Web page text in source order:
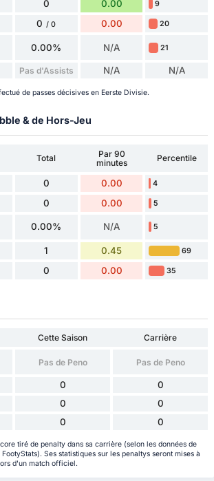
0 0.00 9
0 / 0 0.00 20
0.00% N/A 21
Pas d'Assists N/A N/A
de passes décisives en Eerste Divisie.
& de Hors-Jeu
Total
Par 90
minutes
Percentile
0 0.00 4
0 0.00 5
0.00% N/A 5
1 0.45 69
0 0.00 35
Cette Saison
Carrière
Pas de Peno Pas de Peno
0 0
0 0
0 0
tiré de penalty dans sa carrière (selon les données de
Ses statistiques sur les penaltys seront mises à
d'un match officiel.